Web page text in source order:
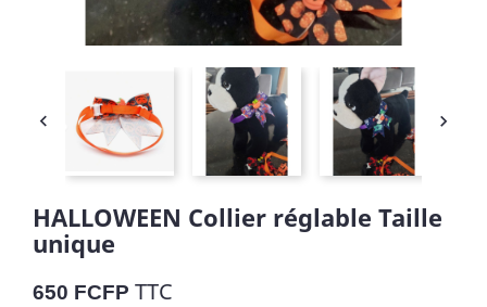
 
HALLOWEEN Collier réglable Taille
unique
650 FCFP TTC